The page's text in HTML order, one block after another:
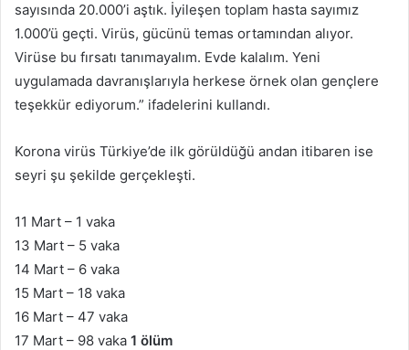
sayısında 20.000’i aştık. İyileşen toplam hasta sayımız
1.000’ü geçti. Virüs, gücünü temas ortamından alıyor.
Virüse bu fırsatı tanımayalım. Evde kalalım. Yeni
uygulamada davranışlarıyla herkese örnek olan gençlere
teşekkür ediyorum.” ifadelerini kullandı.
Korona virüs Türkiye’de ilk görüldüğü andan itibaren ise
seyri şu şekilde gerçekleşti.
11 Mart – 1 vaka
13 Mart – 5 vaka
14 Mart – 6 vaka
15 Mart – 18 vaka
16 Mart – 47 vaka
17 Mart – 98 vaka 1 ölüm